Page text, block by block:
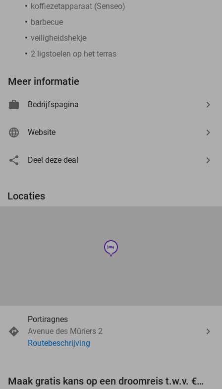
koffiezetapparaat (Senseo)
barbecue
veiligheidshekje
2 ligstoelen op het terras
Meer informatie
Bedrijfspagina
Website
Deel deze deal
Locaties
hotel
Portiragnes
Avenue des Mûriers 2
Routebeschrijving
Maak gratis kans op een droomreis t.w.v. €3.000!